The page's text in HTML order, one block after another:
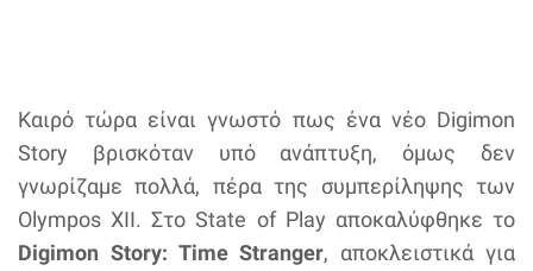
Καιρό τώρα είναι γνωστό πως ένα νέο Digimon
Story βρισκόταν υπό ανάπτυξη, όμως δεν
γνωρίζαμε πολλά, πέρα της συμπερίληψης των
Olympos XII. Στο State of Play αποκαλύφθηκε το
Digimon Story: Time Stranger, αποκλειστικά για